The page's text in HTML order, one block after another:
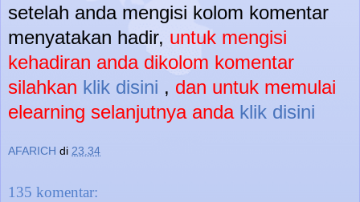
setelah anda mengisi kolom komentar
menyatakan hadir, untuk mengisi
kehadiran anda dikolom komentar
silahkan klik disini , dan untuk memulai
elearning selanjutnya anda klik disini
AFARICH di 23.34
135 komentar: